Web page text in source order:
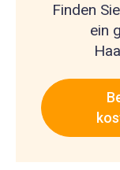
Finden
ein